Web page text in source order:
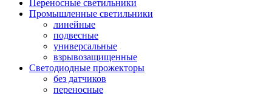
Переносные светильники
Промышленные светильники
линейные
подвесные
универсальные
взрывозащищенные
Светодиодные прожекторы
без датчиков
переносные